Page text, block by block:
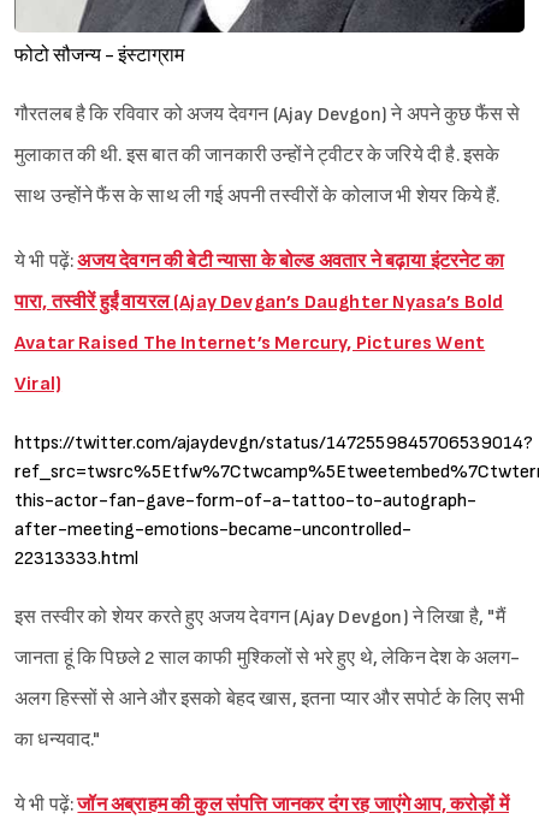
फोटो सौजन्य - इंस्टाग्राम
गौरतलब है कि रविवार को अजय देवगन (Ajay Devgon) ने अपने कुछ फैंस से
मुलाकात की थी. इस बात की जानकारी उन्होंने ट्वीटर के जरिये दी है. इसके
साथ उन्होंने फैंस के साथ ली गई अपनी तस्वीरों के कोलाज भी शेयर किये हैं.
ये भी पढ़ें:अजय देवगन की बेटी न्यासा के बोल्ड अवतार ने बढ़ाया इंटरनेट का
पारा, तस्वीरें हुईं वायरल (Ajay Devgan’s Daughter Nyasa’s Bold
Avatar Raised The Internet’s Mercury, Pictures Went
Viral)
https://twitter.com/ajaydevgn/status/1472559845706539014?
this-actor-fan-gave-form-of-a-tattoo-to-autograph-
after-meeting-emotions-became-uncontrolled-
22313333.html
इस तस्वीर को शेयर करते हुए अजय देवगन (Ajay Devgon) ने लिखा है, "मैं
जानता हूं कि पिछले 2 साल काफी मुश्किलों से भरे हुए थे, लेकिन देश के अलग-
अलग हिस्सों से आने और इसको बेहद खास, इतना प्यार और सपोर्ट के लिए सभी
का धन्यवाद."
ये भी पढ़ें:जॉन अब्राहम की कुल संपत्ति जानकर दंग रह जाएंगे आप, करोड़ों में